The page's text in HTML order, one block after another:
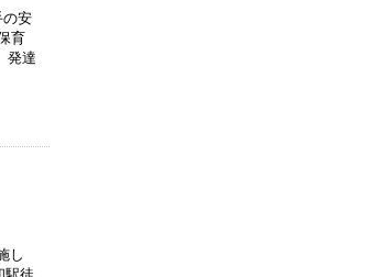
の安
育
発達
し